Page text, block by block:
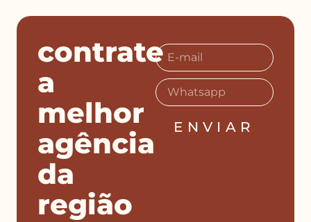
contrate
a
melhor
agência
da
região
ENVIAR